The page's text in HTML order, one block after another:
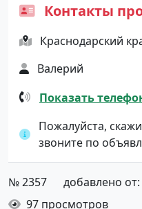
Контакты
Краснодарский
Валерий
Показать
Пожалуйста,
звоните по
№ 2357
добавлено от:
97 просмотров